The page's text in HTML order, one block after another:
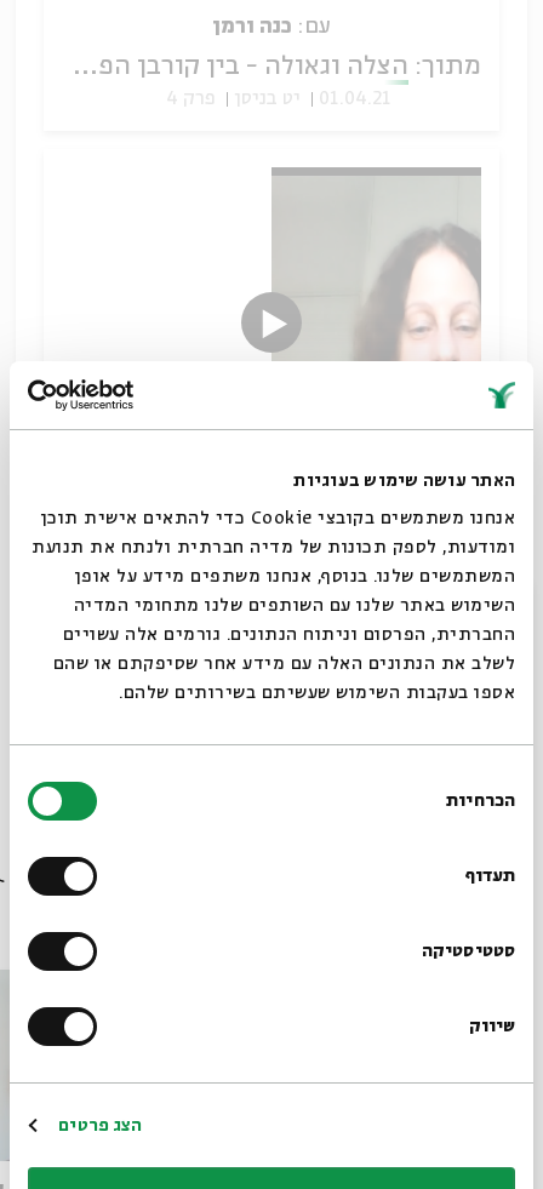
האתר עושה שימוש בעוגיות
אנחנו משתמשים בקובצי Cookie כדי להתאים אישית תוכן
ומודעות, לספק תכונות של מדיה חברתית ולנתח את תנועת
המשתמשים שלנו. בנוסף, אנחנו משתפים מידע על אופן
השימוש באתר שלנו עם השותפים שלנו מתחומי המדיה
החברתית, הפרסום וניתוח הנתונים. גורמים אלה עשויים
לשלב את הנתונים האלה עם מידע אחר שסיפקתם או שהם
אספו בעקבות השימוש שעשיתם בשירותים שלהם.
הסכמה
הכרחיות
תעדוף
סטטיסטיקה
שיווק
הצג פרטים
עם: כנה ורמן
מתוך: הצלה וגאולה - בין קורבן הפסח לחג המצות
01.04.21 יט בניסן פרק 4
כיצד התגלגל קורבן הפסח לצלחות שלנו בליל הסדר?
הצלה וגאולה
שיתוף
תגיות: מקרא וספרות בית שני תלמוד וספרות חז"ל כנה ורמן
ספרים חיצוניים מגילות קומראן פסח
סגור